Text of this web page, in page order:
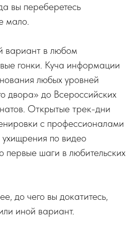
вы переберетесь
мало.
вариант в любом
гонки. Куча информации
любых уровней
двора» до Всероссийских
Открытые трек-дни
с профессионалами
ухищрения по видео
шаги в любительских
до чего вы докатитесь,
иной вариант.